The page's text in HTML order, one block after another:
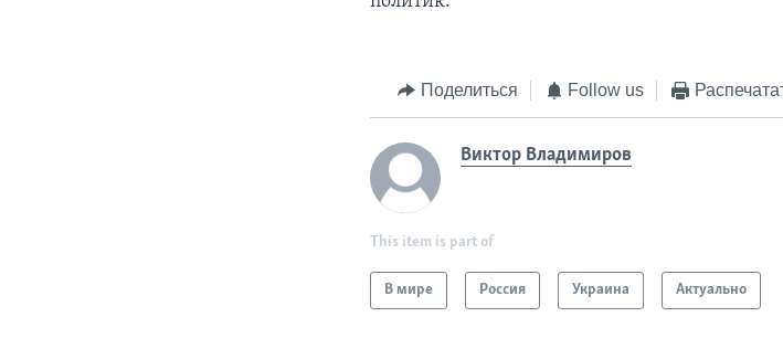
Поделиться Follow us
Виктор Владимиров
This item is part of
В мире Россия Украина Актуально